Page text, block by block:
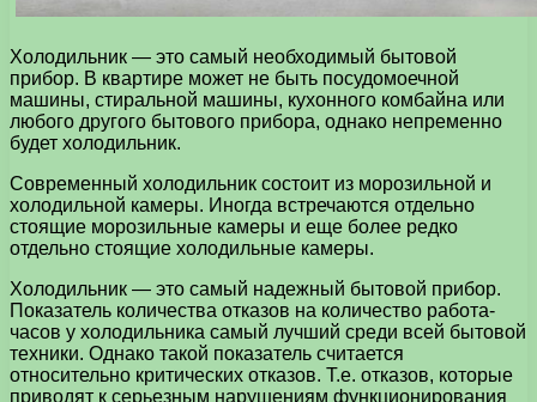
Холодильник — это самый необходимый бытовой
прибор. В квартире может не быть посудомоечной
машины, стиральной машины, кухонного комбайна или
любого другого бытового прибора, однако непременно
будет холодильник.
Современный холодильник состоит из морозильной и
холодильной камеры. Иногда встречаются отдельно
стоящие морозильные камеры и еще более редко
отдельно стоящие холодильные камеры.
Холодильник — это самый надежный бытовой прибор.
Показатель количества отказов на количество работа-
часов у холодильника самый лучший среди всей бытовой
техники. Однако такой показатель считается
относительно критических отказов. Т.е. отказов, которые
приводят к серьезным нарушениям функционирования